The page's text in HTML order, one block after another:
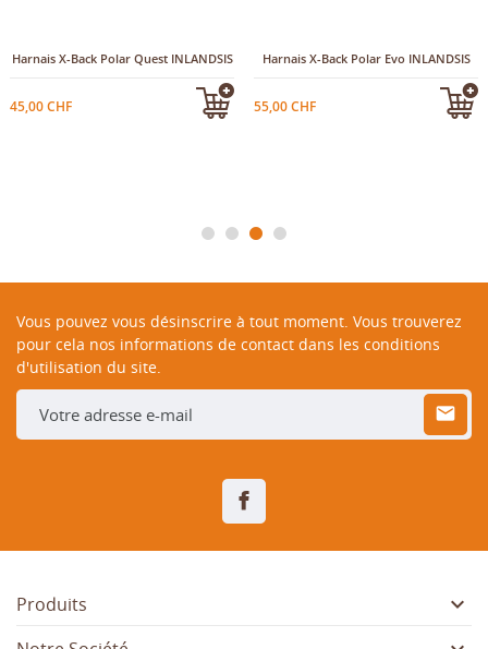
Harnais X-Back Polar Quest INLANDSIS
45,00 CHF
Harnais X-Back Polar Evo INLANDSIS
55,00 CHF
Vous pouvez vous désinscrire à tout moment. Vous trouverez
pour cela nos informations de contact dans les conditions
d'utilisation du site.
Facebook
Produits 